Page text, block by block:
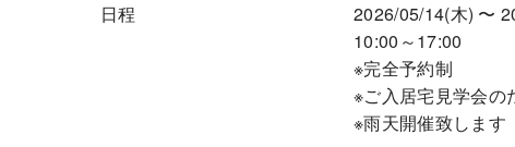
日程
2026/05/14(木) 〜
10:00～17:00
※完全予約制
※ご入居宅見学会の
※雨天開催致します